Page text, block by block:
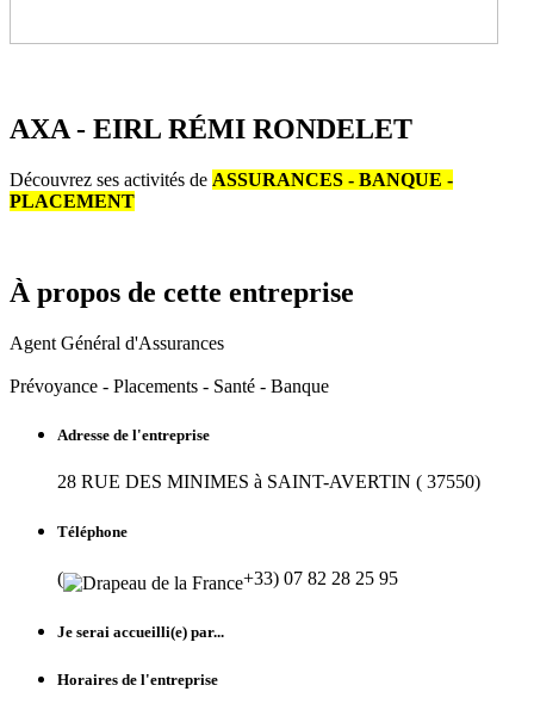
AXA - EIRL RÉMI RONDELET
Découvrez ses activités de ASSURANCES - BANQUE -
PLACEMENT
À propos de cette entreprise
Agent Général d'Assurances
Prévoyance - Placements - Santé - Banque
Adresse de l'entreprise
28 RUE DES MINIMES à SAINT-AVERTIN ( 37550)
Téléphone
( +33) 07 82 28 25 95
Je serai accueilli(e) par...
Horaires de l'entreprise